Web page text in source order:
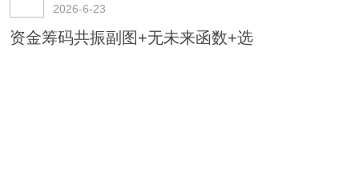
2026-6-23
资金筹码共振副图+无未来函数+选